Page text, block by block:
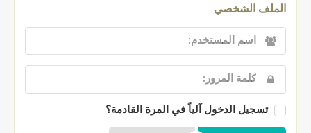
الملف الشخصي
تسجيل الدخول آلياً في المرة القادمة؟